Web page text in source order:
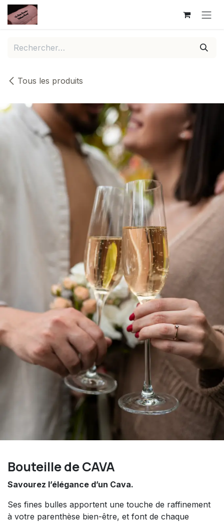
Se rendre au contenu
Tous les produits
Bouteille de CAVA
Savourez l’élégance d’un Cava.
Ses fines bulles apportent une touche de raffinement
à votre parenthèse bien-être, et font de chaque